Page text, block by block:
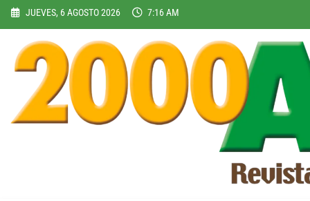
Skip
content
JUEVES, 6 AGOSTO 2026 7:16 AM